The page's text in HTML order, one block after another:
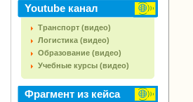
Youtube канал
Транспорт (видео)
Логистика (видео)
Образование (видео)
Учебные курсы (видео)
Фрагмент из кейса